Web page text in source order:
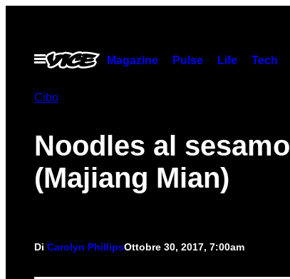
contenuto
Apri
Magazine Pulse Life Tech
Cibo
Noodles al sesamo
(Majiang Mian)
Di Carolyn PhillipsOttobre 30, 2017, 7:00am